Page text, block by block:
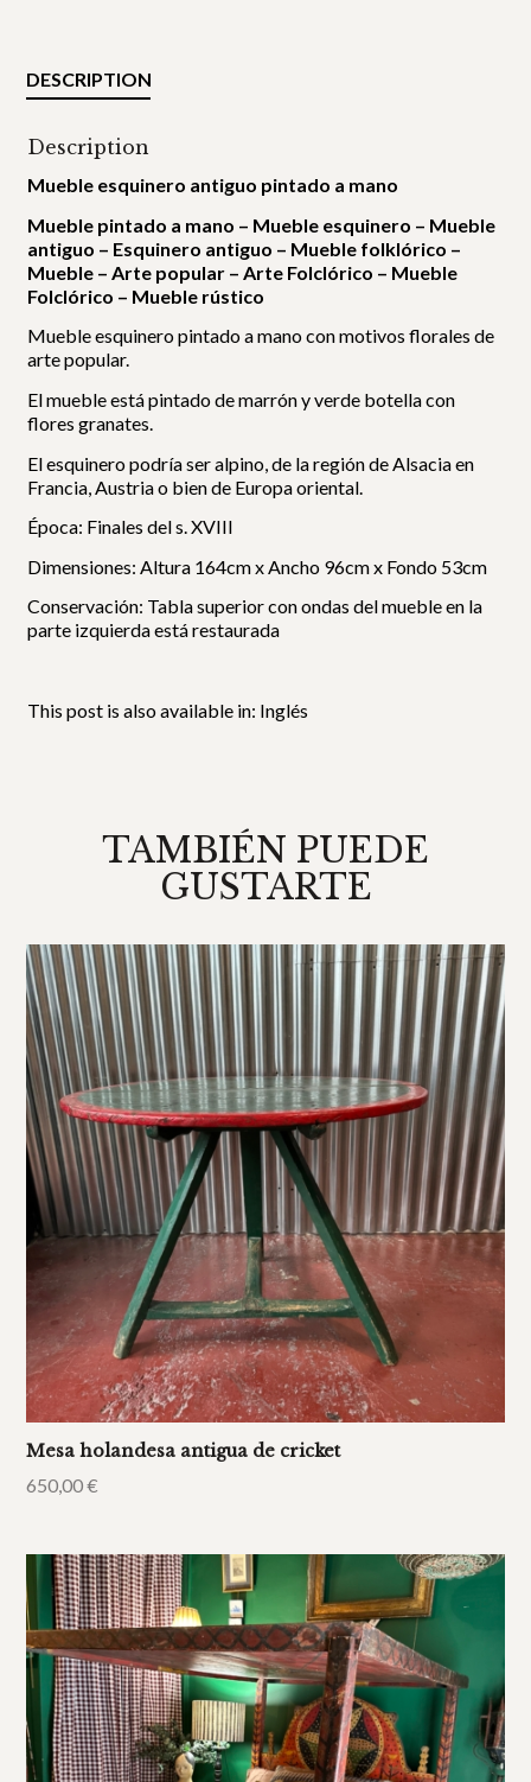
DESCRIPTION
Description
Mueble esquinero antiguo pintado a mano
Mueble pintado a mano – Mueble esquinero – Mueble
antiguo – Esquinero antiguo – Mueble folklórico –
Mueble – Arte popular – Arte Folclórico – Mueble
Folclórico – Mueble rústico
Mueble esquinero pintado a mano con motivos florales de
arte popular.
El mueble está pintado de marrón y verde botella con
flores granates.
El esquinero podría ser alpino, de la región de Alsacia en
Francia, Austria o bien de Europa oriental.
Época: Finales del s. XVIII
Dimensiones: Altura 164cm x Ancho 96cm x Fondo 53cm
Conservación: Tabla superior con ondas del mueble en la
parte izquierda está restaurada
This post is also available in: Inglés
TAMBIÉN PUEDE
GUSTARTE
Mesa holandesa antigua de cricket
650,00€